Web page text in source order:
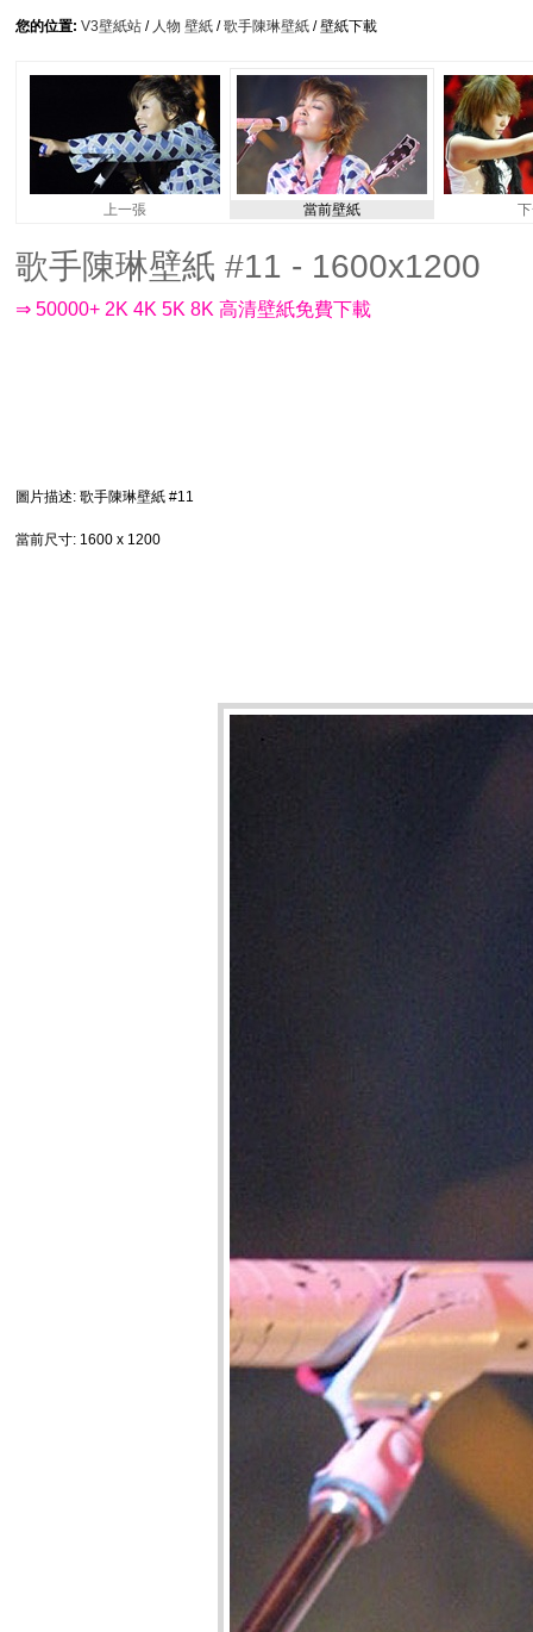
您的位置: V3壁紙站 / 人物 壁紙 /歌手陳琳壁紙 / 壁紙下載
上一張 當前壁紙
歌手陳琳壁紙 #11 - 1600x1200
⇒ 50000+ 2K 4K 5K 8K 高清壁紙免費下載
圖片描述: 歌手陳琳壁紙 #11
當前尺寸: 1600 x 1200